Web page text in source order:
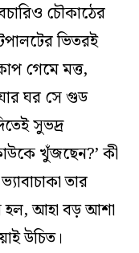
চৌকাঠের
ভিতরই
গেমে মত্ত,
ঘর সে গুড
সুভদ্র
খুঁজছেন?’ কী
তার
হল, আহা বড় আশা
উচিত।